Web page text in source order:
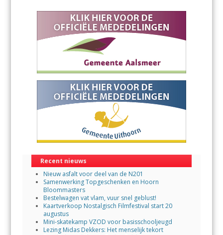
Recent nieuws
Nieuw asfalt voor deel van de N201
Samenwerking Topgeschenken en Hoorn
Bloommasters
Bestelwagen vat vlam, vuur snel geblust!
Kaartverkoop Nostalgisch Filmfestival start 20
augustus
Mini-skatekamp VZOD voor basisschooljeugd
Lezing Midas Dekkers: Het menselijk tekort